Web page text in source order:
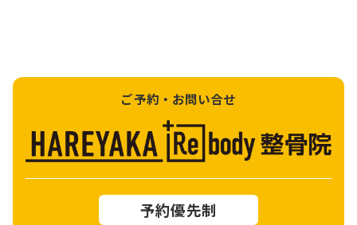
ご予約・お問い合せ
予約優先制